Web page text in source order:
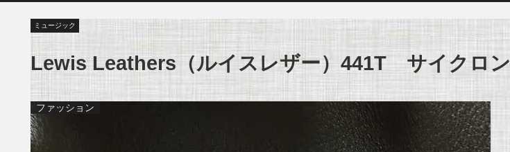
Lewis Leathers（ルイスレザー）441T サイクロン
ファッション
ミュージック